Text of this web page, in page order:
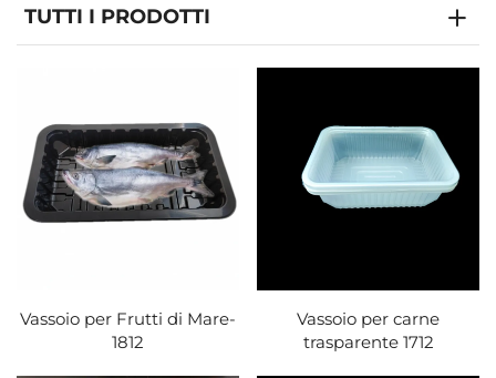
TUTTI I PRODOTTI
Vassoio per Frutti di Mare-
1812
Vassoio per carne
trasparente 1712